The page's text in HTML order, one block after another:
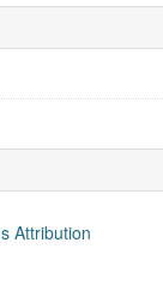
Attribution